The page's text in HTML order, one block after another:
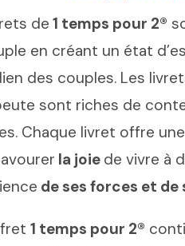
de1 temps pour 2®
en créant un état
des couples. Les
sont riches de
Chaque livret offre
la joie de vivre à
de ses forces et de
1 temps pour 2®